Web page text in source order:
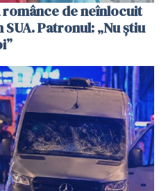
românce de neînlocuit
Patronul: „Nu știu